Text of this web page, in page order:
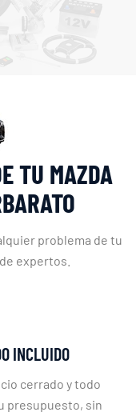
TU MAZDA
problema de tu
expertos.
INCLUIDO
cerrado y todo
presupuesto, sin